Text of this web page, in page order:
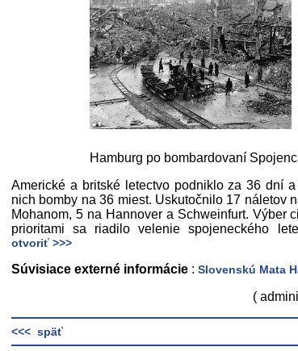
Hamburg po bombardovaní
Americké a britské letectvo podniklo za 36 dní
nich bomby na 36 miest. Uskutočnilo 17 náletov
Mohanom, 5 na Hannover a Schweinfurt. Výber
prioritami sa riadilo velenie spojeneckého
otvoriť >>>
Súvisiace externé informácie : Slovenskú Mata
(
<<< späť